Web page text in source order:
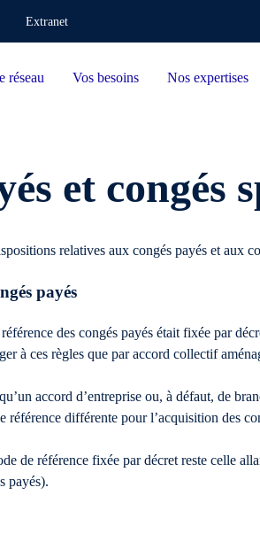
Extranet
réseau Vos besoins Nos expertises
et congés
relatives aux congés payés et aux
payés
des congés payés était fixée par
à ces règles que par accord collectif
accord d’entreprise ou, à défaut, de
référence différente pour l’acquisition des
de référence fixée par décret reste celle
payés).